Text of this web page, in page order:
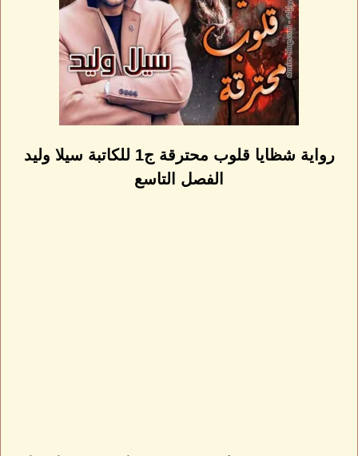
رواية شظايا قلوب محترقة ج1 للكاتبة سيلا وليد
الفصل التاسع